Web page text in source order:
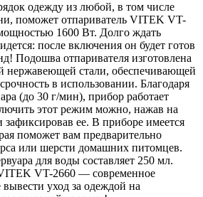
одежду из любой, в том числе
поможет отпариватель VITEK VT-
1600 Вт. Долго ждать
после включения он будет готов
Подошва отпаривателя изготовлена
нержавеющей стали, обеспечивающей
в использовании. Благодаря
(до 30 г/мин), прибор работает
этот режим можно, нажав на
ее. В приборе имеется
поможет вам предварительно
или шерсти домашних питомцев.
для воды составляет 250 мл.
VT-2660 — современное
вывести уход за одеждой на